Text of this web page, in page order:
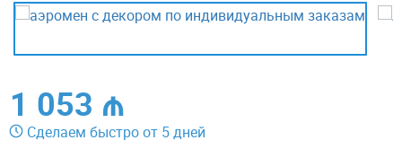
1 053 ₼
Сделаем быстро от 5 дней